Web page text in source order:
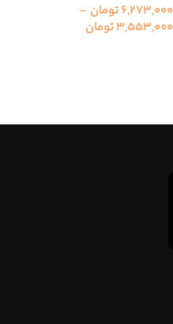
6,273,000تومان –
3,553,000تومان